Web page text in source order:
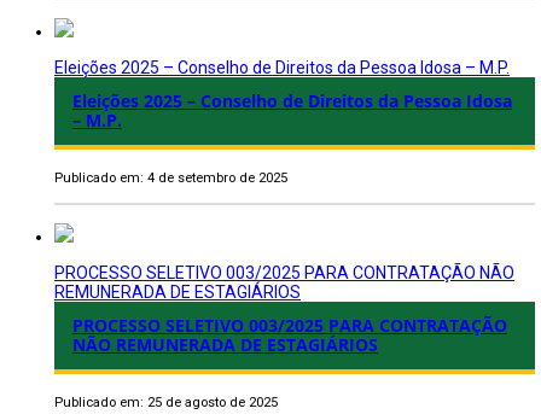
Eleições 2025 – Conselho de Direitos da Pessoa Idosa – M.P.
Eleições 2025 – Conselho de Direitos da Pessoa Idosa
– M.P.
Publicado em: 4 de setembro de 2025
PROCESSO SELETIVO 003/2025 PARA CONTRATAÇÃO NÃO
REMUNERADA DE ESTAGIÁRIOS
PROCESSO SELETIVO 003/2025 PARA CONTRATAÇÃO
NÃO REMUNERADA DE ESTAGIÁRIOS
Publicado em: 25 de agosto de 2025